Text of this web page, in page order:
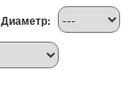
Диаметр: